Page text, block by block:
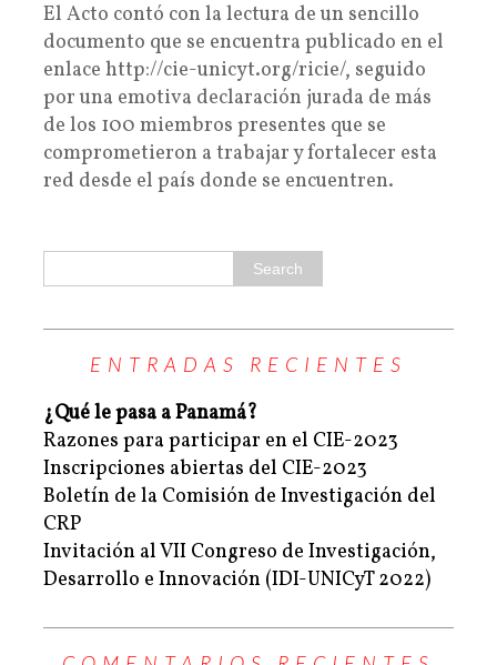
El Acto contó con la lectura de un sencillo
documento que se encuentra publicado en el
enlace http://cie-unicyt.org/ricie/, seguido
por una emotiva declaración jurada de más
de los 100 miembros presentes que se
comprometieron a trabajar y fortalecer esta
red desde el país donde se encuentren.
ENTRADAS RECIENTES
¿Qué le pasa a Panamá?
Razones para participar en el CIE-2023
Inscripciones abiertas del CIE-2023
Boletín de la Comisión de Investigación del
CRP
Invitación al VII Congreso de Investigación,
Desarrollo e Innovación (IDI-UNICyT 2022)